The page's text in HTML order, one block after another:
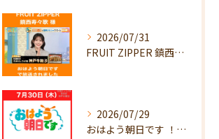
2026/07/31
FRUIT ZIPPER 鎮西寿々歌様が！
2026/07/29
おはよう朝日です ！で放送